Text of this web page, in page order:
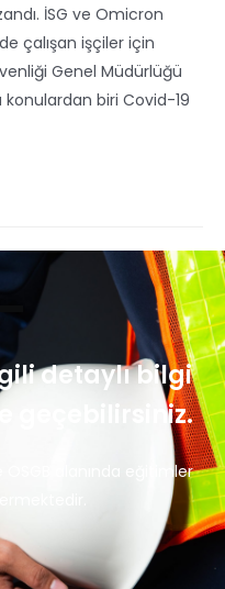
İSG ve Omicron
çalışan işçiler için
Genel Müdürlüğü
biri Covid-19
detaylı bilgi
geçebilirsiniz.
OSGB alanında eğitimler